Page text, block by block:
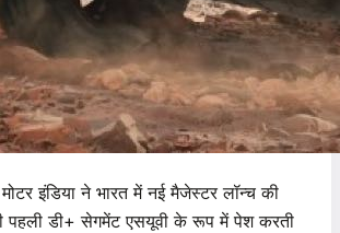
इंडिया ने भारत में नई मैजेस्टर लॉन्च की
पहली डी+ सेगमेंट एसयूवी के रूप में पेश करती